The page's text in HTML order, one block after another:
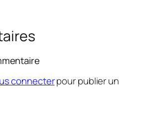
connecterpour publier un